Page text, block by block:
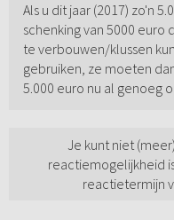
Als u dit jaar (2017) zo'n
schenking van 5000 euro
te verbouwen/klussen
gebruiken, ze moeten
5.000 euro nu al genoeg
Je kunt niet
reactiemogelijkheid
reactietermijn